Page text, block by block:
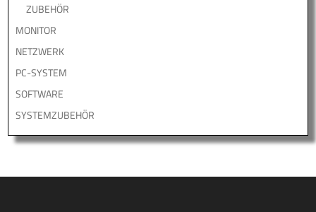
ZUBEHÖR
MONITOR
NETZWERK
PC-SYSTEM
SOFTWARE
SYSTEMZUBEHÖR